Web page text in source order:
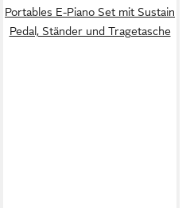
Portables E-Piano Set mit Sustain
Pedal, Ständer und Tragetasche